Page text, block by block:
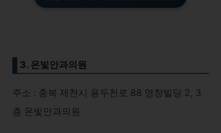
3. 온빛안과의원
주소 : 충북 제천시 용두천로 88 영창빌딩 2, 3
층 온빛안과의원